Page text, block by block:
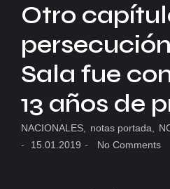
Otro
Sala fue
13 años de
NACIONALES notas portada
-
15.01.2019 - No Comments